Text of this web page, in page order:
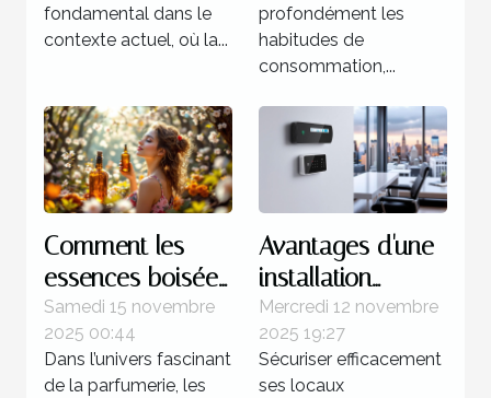
fondamental dans le
contexte actuel, où la...
profondément les
habitudes de
consommation,...
Comment les
essences boisées
influencent-elles
la féminité dans
les parfums ?
Samedi 15 novembre
2025 00:44
Dans l’univers fascinant
de la parfumerie, les
Avantages d'une
installation
d'alarme sans fil
pour les espaces
professionnels
Mercredi 12 novembre
2025 19:27
Sécuriser efficacement
ses locaux